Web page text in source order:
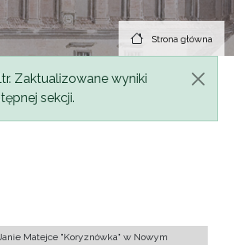
Strona główna
Zaktualizowane wyniki
sekcji.
Matejce "Koryznówka" w Nowym